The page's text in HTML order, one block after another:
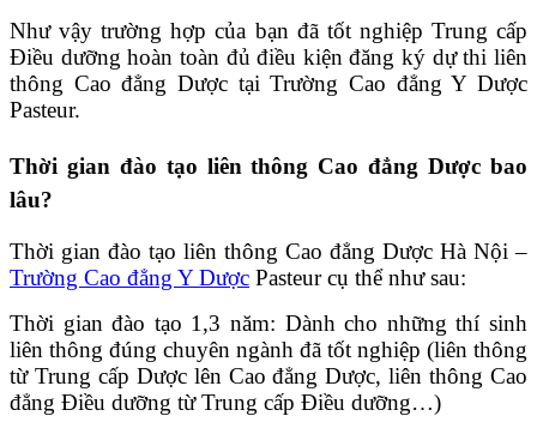
Như vậy trường hợp của bạn đã tốt nghiệp Trung cấp
Điều dưỡng hoàn toàn đủ điều kiện đăng ký dự thi liên
thông Cao đẳng Dược tại Trường Cao đẳng Y Dược
Pasteur.
Thời gian đào tạo liên thông Cao đẳng Dược bao
lâu?
Thời gian đào tạo liên thông Cao đẳng Dược Hà Nội –
Trường Cao đẳng Y Dược Pasteur cụ thể như sau:
Thời gian đào tạo 1,3 năm: Dành cho những thí sinh
liên thông đúng chuyên ngành đã tốt nghiệp (liên thông
từ Trung cấp Dược lên Cao đẳng Dược, liên thông Cao
đẳng Điều dưỡng từ Trung cấp Điều dưỡng…)